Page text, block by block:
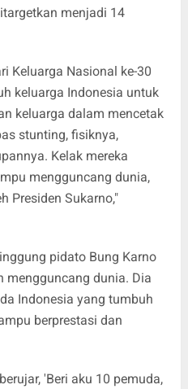
menjadi 14
Keluarga Nasional ke-30
keluarga Indonesia untuk
keluarga dalam mencetak
stunting, fisiknya,
Kelak mereka
mengguncang dunia,
Presiden Sukarno,"
pidato Bung Karno
mengguncang dunia. Dia
Indonesia yang tumbuh
berprestasi dan
'Beri aku 10 pemuda,